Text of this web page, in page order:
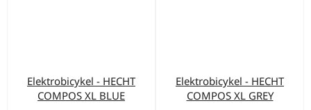
Elektrobicykel - HECHT
COMPOS XL BLUE
Elektrobicykel - HECHT
COMPOS XL GREY